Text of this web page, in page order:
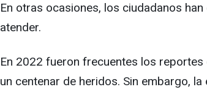
En otras ocasiones, los ciudadanos
atender.
En 2022 fueron frecuentes los
un centenar de heridos. Sin embargo,